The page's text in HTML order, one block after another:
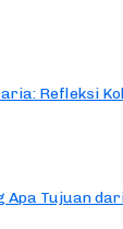
Refleksi
Tujuan